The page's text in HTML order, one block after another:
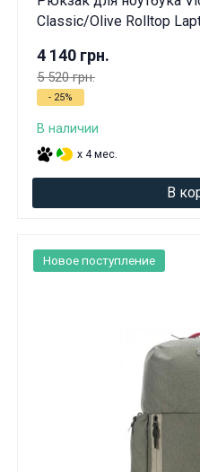
Classic/Olive Rolltop
4 140 грн.
5 520 грн.
- 25%
В наличии
x 4 мес.
В
Новое поступление